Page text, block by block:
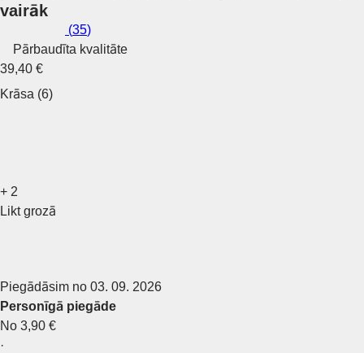
vairāk
(35)
Pārbaudīta kvalitāte
39,40 €
Krāsa (6)
+ 2
Likt grozā
Piegādāsim no 03. 09. 2026
Personīgā piegāde
No 3,90 €
·